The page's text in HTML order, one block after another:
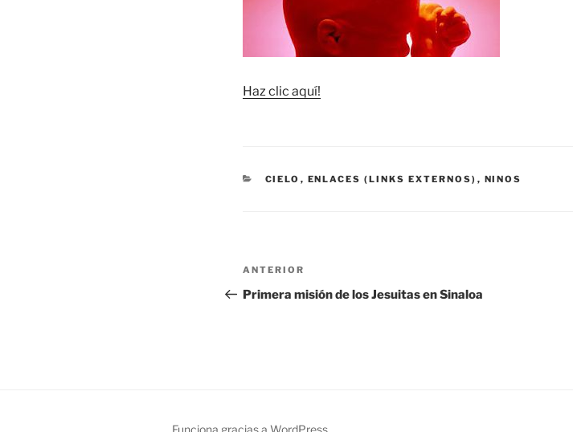
Haz clic aquí!
CATEGORÍAS
CIELO , ENLACES (LINKS EXTERNOS) , NINOS
Navegación
de
Entrada
anterior:
ANTERIOR
Primera misión de los Jesuitas en Sinaloa
Funciona gracias a WordPress